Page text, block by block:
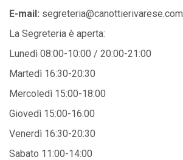
E-mail: segreteria@canottierivarese.com
La Segreteria è aperta:
Lunedì 08:00-10:00 / 20:00-21:00
Martedì 16:30-20:30
Mercoledì 15:00-18:00
Giovedì 15:00-16:00
Venerdì 16:30-20:30
Sabato 11:00-14:00